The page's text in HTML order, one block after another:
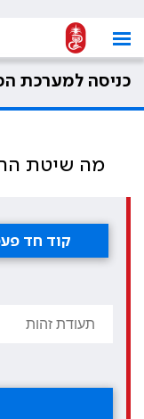
כניסה למערכת
מה שיטת
קוד חד